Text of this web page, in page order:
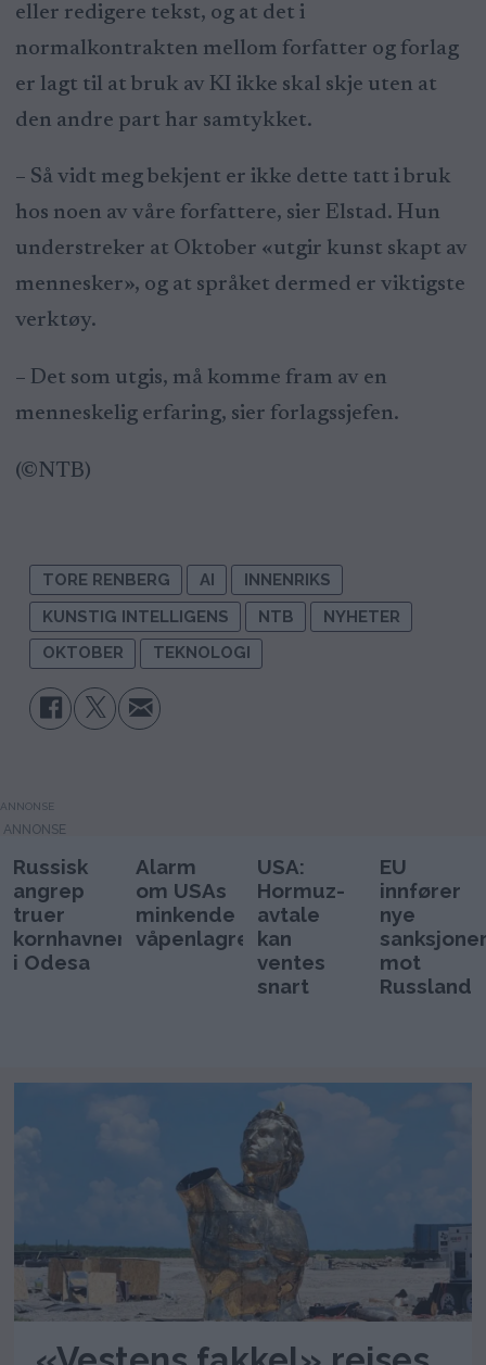
eller redigere tekst, og at det i
normalkontrakten mellom forfatter og forlag
er lagt til at bruk av KI ikke skal skje uten at
den andre part har samtykket.
– Så vidt meg bekjent er ikke dette tatt i bruk
hos noen av våre forfattere, sier Elstad. Hun
understreker at Oktober «utgir kunst skapt av
mennesker», og at språket dermed er viktigste
verktøy.
– Det som utgis, må komme fram av en
menneskelig erfaring, sier forlagssjefen.
(©NTB)
TORE RENBERG AI
INNENRIKS
KUNSTIG INTELLIGENS
NTB
NYHETER
OKTOBER
TEKNOLOGI
ANNONSE
Russisk
angrep
truer
kornhavnen
i Odesa
Alarm
om USAs
minkende
våpenlagre
USA:
Hormuz-
avtale
kan
ventes
snart
EU
innfører
nye
mot
Russland